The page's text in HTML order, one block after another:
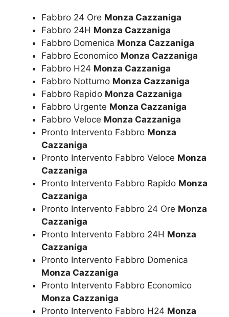
Fabbro 24 Ore Monza Cazzaniga
Fabbro 24H Monza Cazzaniga
Fabbro Domenica Monza Cazzaniga
Fabbro Economico Monza Cazzaniga
Fabbro H24 Monza Cazzaniga
Fabbro Notturno Monza Cazzaniga
Fabbro Rapido Monza Cazzaniga
Fabbro Urgente Monza Cazzaniga
Fabbro Veloce Monza Cazzaniga
Pronto Intervento Fabbro Monza
Cazzaniga
Pronto Intervento Fabbro Veloce Monza
Cazzaniga
Pronto Intervento Fabbro Rapido Monza
Cazzaniga
Pronto Intervento Fabbro 24 Ore Monza
Cazzaniga
Pronto Intervento Fabbro 24H Monza
Cazzaniga
Pronto Intervento Fabbro Domenica
Monza Cazzaniga
Pronto Intervento Fabbro Economico
Monza Cazzaniga
Pronto Intervento Fabbro H24 Monza